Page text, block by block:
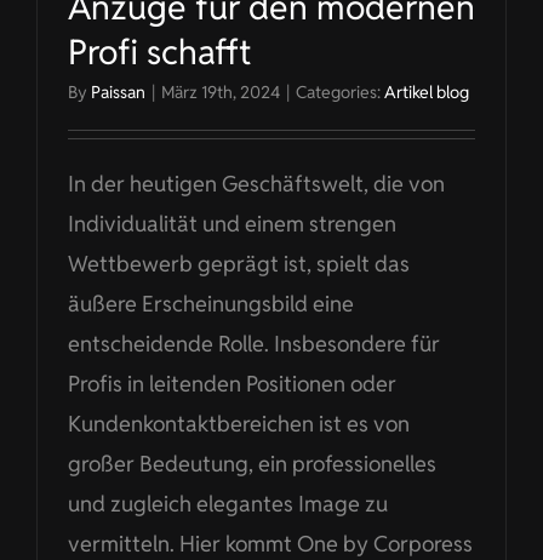
Profi schafft
By Paissan | März 19th, 2024 | Categories:Artikel blog
In der heutigen Geschäftswelt, die von
Individualität und einem strengen
Wettbewerb geprägt ist, spielt das
äußere Erscheinungsbild eine
entscheidende Rolle. Insbesondere für
Profis in leitenden Positionen oder
Kundenkontaktbereichen ist es von
großer Bedeutung, ein professionelles
und zugleich elegantes Image zu
vermitteln. Hier kommt One by Corporess